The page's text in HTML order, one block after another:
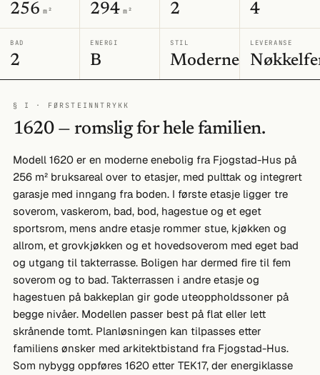
256 m² 294 m² 2 4
BAD
2
ENERGI
B
STIL
Moderne
LEVERANSE
§ I · FØRSTEINNTRYKK
1620 — romslig for hele familien.
Modell 1620 er en moderne enebolig fra Fjogstad-Hus på
256 m² bruksareal over to etasjer, med pulttak og integrert
garasje med inngang fra boden. I første etasje ligger tre
soverom, vaskerom, bad, bod, hagestue og et eget
sportsrom, mens andre etasje rommer stue, kjøkken og
allrom, et grovkjøkken og et hovedsoverom med eget bad
og utgang til takterrasse. Boligen har dermed fire til fem
soverom og to bad. Takterrassen i andre etasje og
hagestuen på bakkeplan gir gode uteoppholdssoner på
begge nivåer. Modellen passer best på flat eller lett
skrånende tomt. Planløsningen kan tilpasses etter
familiens ønsker med arkitektbistand fra Fjogstad-Hus.
Som nybygg oppføres 1620 etter TEK17, der energiklasse